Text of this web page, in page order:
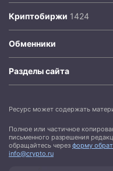
Криптобиржи
Обменники
Разделы сайта
Ресурс может содержать
Полное или частичное
письменного разрешения
обращайтесь через форму
info@crypto.ru